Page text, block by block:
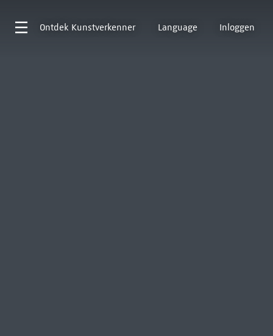
Ontdek Kunstverkenner Language Inloggen